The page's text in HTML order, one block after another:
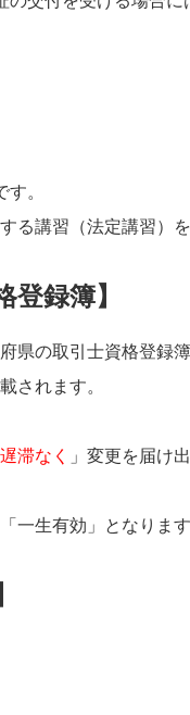
。
る講習（法定講習）
登録簿】
県の取引士資格登録
されます。
遅滞なく 」変更を届け
一生有効」となります